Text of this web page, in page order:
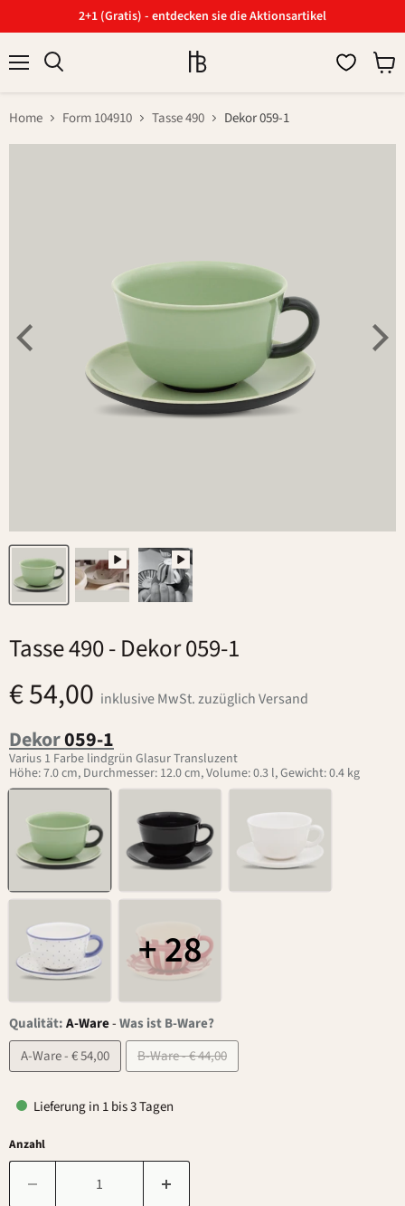
2+1 (Gratis) - entdecken sie die Aktionsartikel
Home Form 104910 Tasse 490 Dekor 059-1
Tasse 490- Dekor 059-1
€ 54,00 inklusive MwSt. zuzüglich Versand
Dekor059-1
Varius 1 Farbe lindgrün Glasur Transluzent
Höhe: 7.0 cm, Durchmesser: 12.0 cm, Volume: 0.3 l, Gewicht: 0.4 kg
+ 28
Qualität:A-Ware-Was ist B-Ware?
A-Ware - € 54,00
B-Ware - € 44,00
Lieferung in 1 bis 3 Tagen
Anzahl